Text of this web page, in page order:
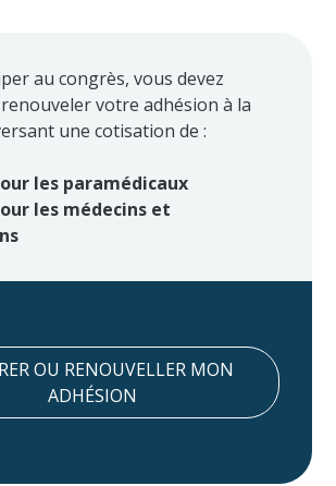
au congrès, vous devez
votre adhésion à la
une cotisation de :
les paramédicaux
les médecins et
OU RENOUVELLER MON
ADHÉSION